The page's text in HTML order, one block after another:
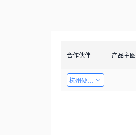
合作伙伴 产品主图
杭州硬十科技有限公司